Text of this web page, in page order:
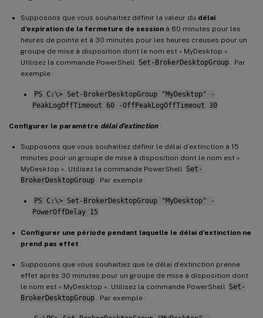
Supposons que vous souhaitiez définir la valeur du délai
d’expiration de la fermeture de session à 60 minutes pour les
heures de pointe et à 30 minutes pour les heures creuses pour un
groupe de mise à disposition dont le nom est « MyDesktop ».
Utilisez la commande PowerShell
Set-BrokerDesktopGroup
. Par
exemple :
PS C:\> Set-BrokerDesktopGroup "MyDesktop" -
PeakLogOffTimeout 60 -OffPeakLogOffTimeout 30
Configurer le paramètre délai d’extinction:
Supposons que vous souhaitiez définir le délai d’extinction à 15
minutes pour un groupe de mise à disposition dont le nom est «
MyDesktop ». Utilisez la commande PowerShell
Set-
BrokerDesktopGroup
. Par exemple :
PS C:\> Set-BrokerDesktopGroup "MyDesktop" -
PowerOffDelay 15
Configurer une période pendant laquelle le délai d’extinction ne
prend pas effet :
Supposons que vous souhaitiez que le délai d’extinction prenne
effet après 30 minutes pour un groupe de mise à disposition dont
le nom est « MyDesktop ». Utilisez la commande PowerShell
Set-
BrokerDesktopGroup
. Par exemple :